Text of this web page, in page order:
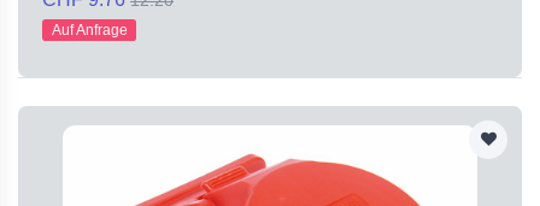
Auf Anfrage